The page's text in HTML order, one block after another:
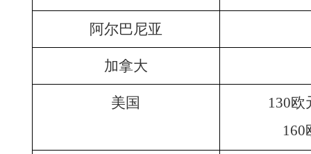
阿尔巴尼亚
加拿大
美国 130欧
160